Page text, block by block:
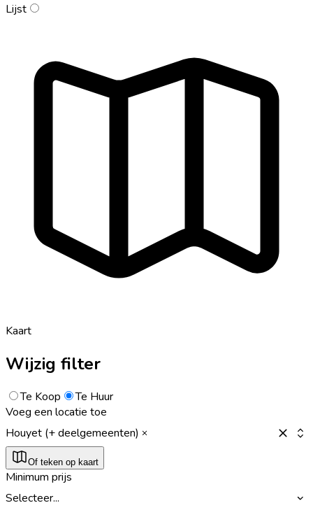
Lijst
Kaart
Wijzig filter
Te Koop
Te Huur
Voeg een locatie toe
Houyet (+ deelgemeenten)
Of teken op kaart
Minimum prijs
Selecteer...